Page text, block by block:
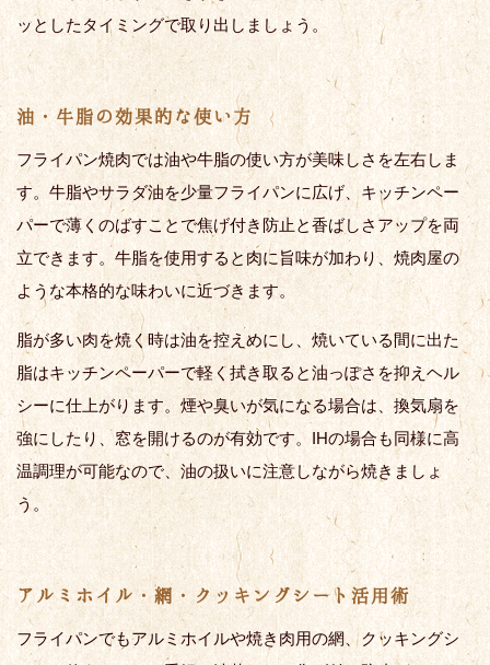
ッとしたタイミングで取り出しましょう。
油・牛脂の効果的な使い方
フライパン焼肉では油や牛脂の使い方が美味しさを左右しま
す。牛脂やサラダ油を少量フライパンに広げ、キッチンペー
パーで薄くのばすことで焦げ付き防止と香ばしさアップを両
立できます。牛脂を使用すると肉に旨味が加わり、焼肉屋の
ような本格的な味わいに近づきます。
脂が多い肉を焼く時は油を控えめにし、焼いている間に出た
脂はキッチンペーパーで軽く拭き取ると油っぽさを抑えヘル
シーに仕上がります。煙や臭いが気になる場合は、換気扇を
強にしたり、窓を開けるのが有効です。IHの場合も同様に高
温調理が可能なので、油の扱いに注意しながら焼きましょ
う。
アルミホイル・網・クッキングシート活用術
フライパンでもアルミホイルや焼き肉用の網、クッキングシ